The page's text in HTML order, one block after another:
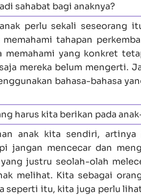
sahabat bagi anaknya?
perlu sekali seseorang
tahapan
memahami yang konkret
mereka belum mengerti.
bahasa-bahasa
harus kita berikan pada
anak kita sendiri, artinya
jangan mencecar dan
justru seolah-olah
melihat. Kita sebagai
seperti itu, kita juga perlu